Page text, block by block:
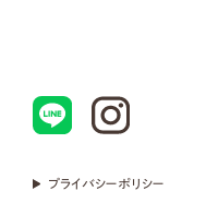
プライバシーポリシー